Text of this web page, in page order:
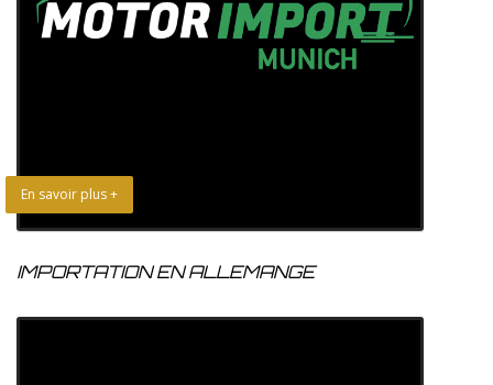
En savoir plus +
IMPORTATION EN ALLEMANGE